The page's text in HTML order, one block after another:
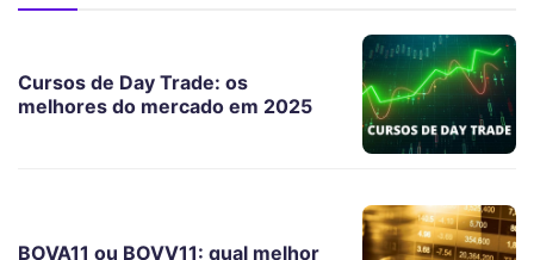
Cursos de Day Trade: os
melhores do mercado em 2025
BOVA11 ou BOVV11: qual melhor